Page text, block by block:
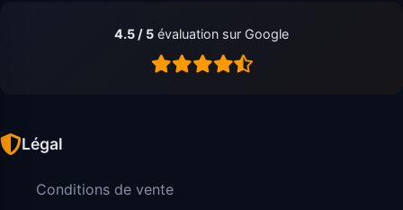
4.5 / 5 évaluation sur Google
Légal
Conditions de vente